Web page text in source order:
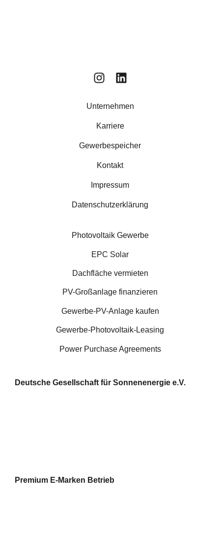
Unternehmen
Karriere
Gewerbespeicher
Kontakt
Impressum
Datenschutzerklärung
Photovoltaik Gewerbe
EPC Solar
Dachfläche vermieten
PV-Großanlage finanzieren
Gewerbe-PV-Anlage kaufen
Gewerbe-Photovoltaik-Leasing
Power Purchase Agreements
Deutsche Gesellschaft für Sonnenenergie e.V.
Premium E-Marken Betrieb